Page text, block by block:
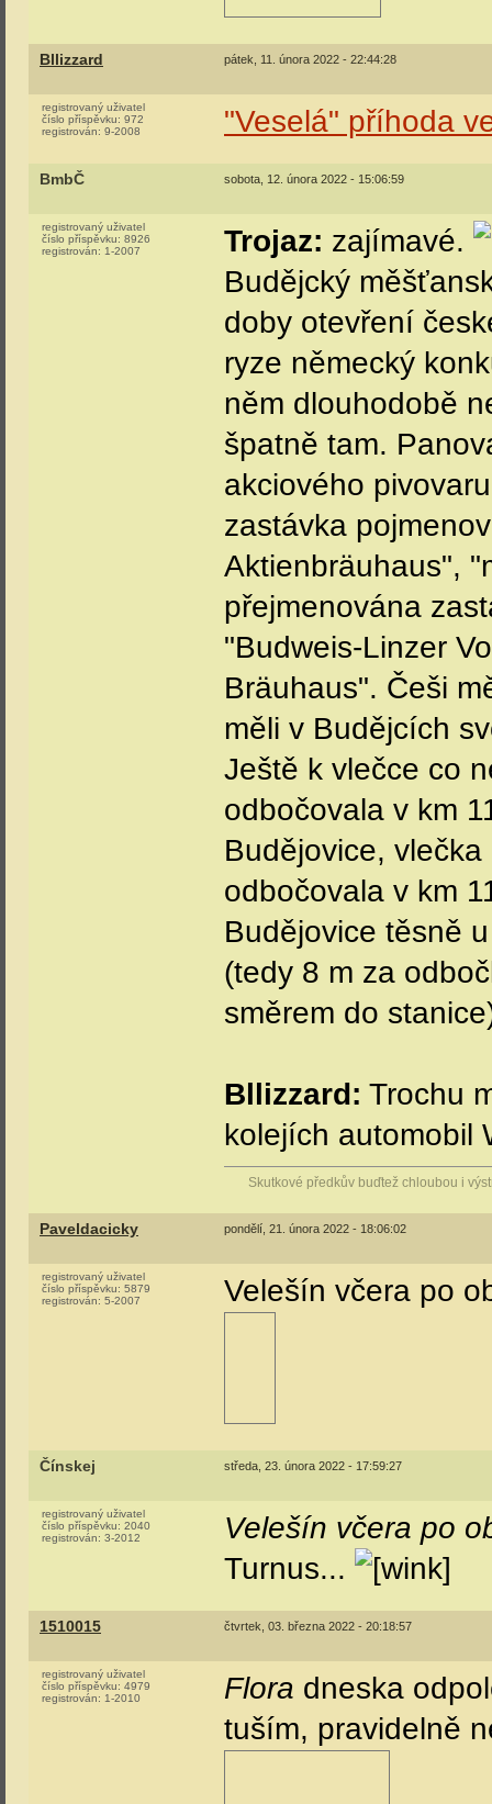
Bllizzard pátek, 11. února 2022 - 22:44:28
registrovaný uživatel
číslo příspěvku: 972
registrován: 9-2008 "Veselá" příhoda
BmbČ sobota, 12. února 2022 - 15:06:59
registrovaný uživatel
číslo příspěvku: 8926
registrován: 1-2007 Trojaz: zajímavé.
Budějcký
doby otevření
ryze německý
něm dlouhodobě
špatně tam.
akciového
zastávka
Aktienbräuhaus",
přejmenována
"Budweis-Linzer
Bräuhaus". Češi
měli v Budějcích
Ještě k vlečce co
odbočovala v km
Budějovice,
odbočovala v km
Budějovice těsně
(tedy 8 m za
směrem do
Bllizzard: Trochu
kolejích automobil
Skutkové předkův buďtež chloubou i
Paveldacicky pondělí, 21. února 2022 - 18:06:02
registrovaný uživatel
číslo příspěvku: 5879
registrován: 5-2007 Velešín včera po
Čínskej středa, 23. února 2022 - 17:59:27
registrovaný uživatel
číslo příspěvku: 2040
registrován: 3-2012
Velešín včera po
Turnus...
1510015 čtvrtek, 03. března 2022 - 20:18:57
registrovaný uživatel
číslo příspěvku: 4979
registrován: 1-2010 Flora dneska
tuším, pravidelně